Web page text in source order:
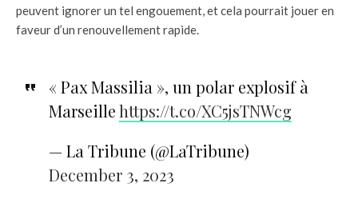
peuvent ignorer un tel engouement, et cela pourrait jouer en
faveur d’un renouvellement rapide.
« Pax Massilia », un polar explosif à
Marseillehttps://t.co/XC5jsTNWcg
— La Tribune (@LaTribune)
December 3, 2023